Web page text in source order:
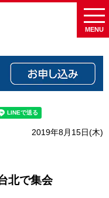
MENU
2019年8月15日(木)
北で集会